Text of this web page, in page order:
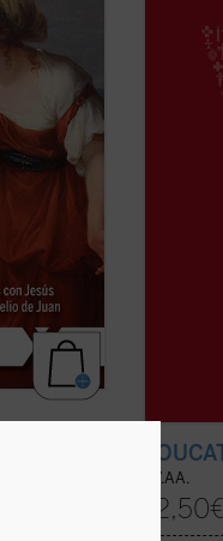
en este
en los que
su postura
si está en el
Nuevo
de la
YouCat
VV.AA.
12,50